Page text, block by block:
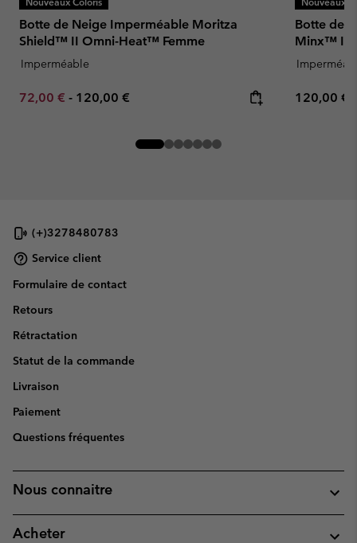
Botte de Neige Imperméable Moritza
Shield™ II Omni-Heat™ Femme
Imperméable
Minimum sale price:
72,00 € - Maximum price:
120,00 €
Botte de
Minx™ IV
Regular
120,00 €
(+)3278480783
Service client
Formulaire de contact
Retours
Rétractation
Statut de la commande
Livraison
Paiement
Questions fréquentes
Nous connaitre
Acheter